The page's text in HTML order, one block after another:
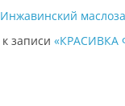
Инжавинский
к записи